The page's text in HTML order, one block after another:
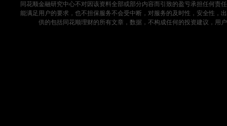
同花顺金融研究中心不对因该资料全部或部分内容而引致的盈亏承担任何
能满足用户的要求，也不担保服务不会受中断，对服务的及时性，安全性，
供的包括同花顺理财的所有文章，数据，不构成任何的投资建议，用